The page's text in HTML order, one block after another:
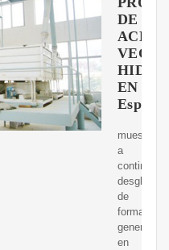
DE
EN
España
muestran
a
de
forma
general
en